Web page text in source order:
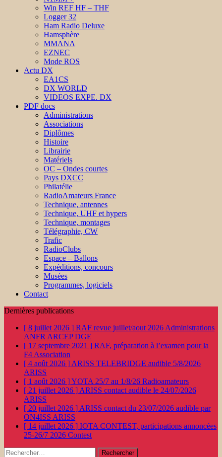
Win REF HF – THF
Logger 32
Ham Radio Deluxe
Hamsphère
MMANA
EZNEC
Mode ROS
Actu DX
EA1CS
DX WORLD
VIDEOS EXPE. DX
PDF docs
Administrations
Associations
Diplômes
Histoire
Librairie
Matériels
OC – Ondes courtes
Pays DXCC
Philatélie
RadioAmateurs France
Technique, antennes
Technique, UHF et hypers
Technique, montages
Télégraphie, CW
Trafic
RadioClubs
Espace – Ballons
Expéditions, concours
Musées
Programmes, logiciels
Contact
Dernières publications
[ 8 juillet 2026 ] RAF revue juillet/aout 2026 Administrations
ANFR ARCEP DGE
[ 17 septembre 2021 ] RAF, préparation à l’examen pour la
F4 Association
[ 4 août 2026 ] ARISS TELEBRIDGE audible 5/8/2026
ARISS
[ 1 août 2026 ]YOTA 25/7 au 1/8/26 Radioamateurs
[ 21 juillet 2026 ] ARISS contact audible le 24/07/2026
ARISS
[ 20 juillet 2026 ] ARISS contact du 23/07/2026 audible par
ON4ISS ARISS
[ 14 juillet 2026 ] IOTA CONTEST, participations annoncées
25-26/7 2026 Contest
Rechercher :